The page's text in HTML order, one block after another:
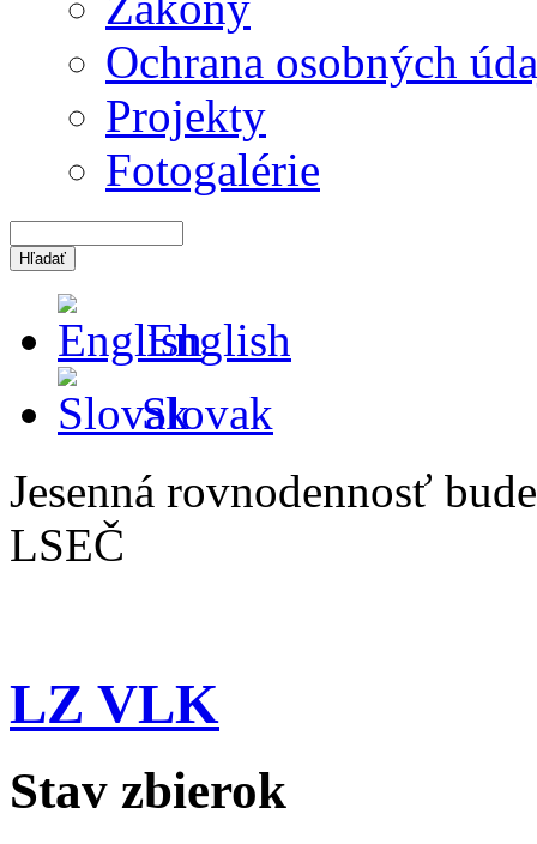
Ochrana osobných
Projekty
Fotogalérie
English
Slovak
Jesenná rovnodennosť
LSEČ
LZ VLK
Stav zbierok